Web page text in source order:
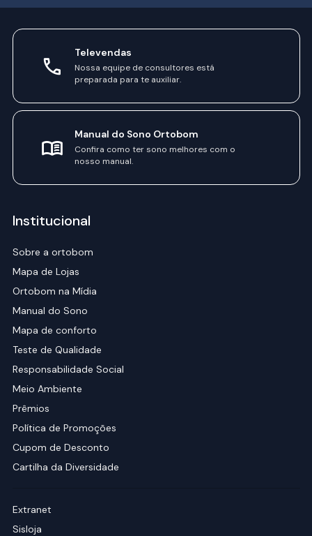
Televendas
Nossa equipe de consultores está
preparada para te auxiliar.
Manual do Sono Ortobom
Confira como ter sono melhores com o
nosso manual.
Institucional
Sobre a ortobom
Mapa de Lojas
Ortobom na Mídia
Manual do Sono
Mapa de conforto
Teste de Qualidade
Responsabilidade Social
Meio Ambiente
Prêmios
Política de Promoções
Cupom de Desconto
Cartilha da Diversidade
Extranet
Sisloja